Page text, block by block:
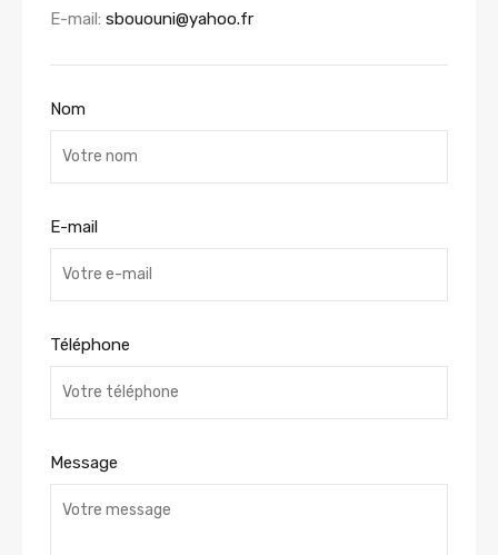
E-mail: sbououni@yahoo.fr
Nom
E-mail
Téléphone
Message